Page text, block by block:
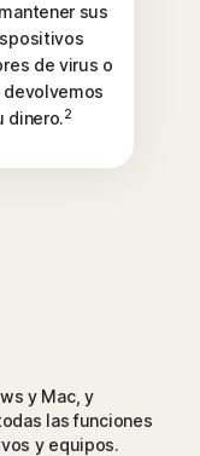
sus
de virus o
devolvemos
dinero.2
y Mac, y
las funciones
y equipos.